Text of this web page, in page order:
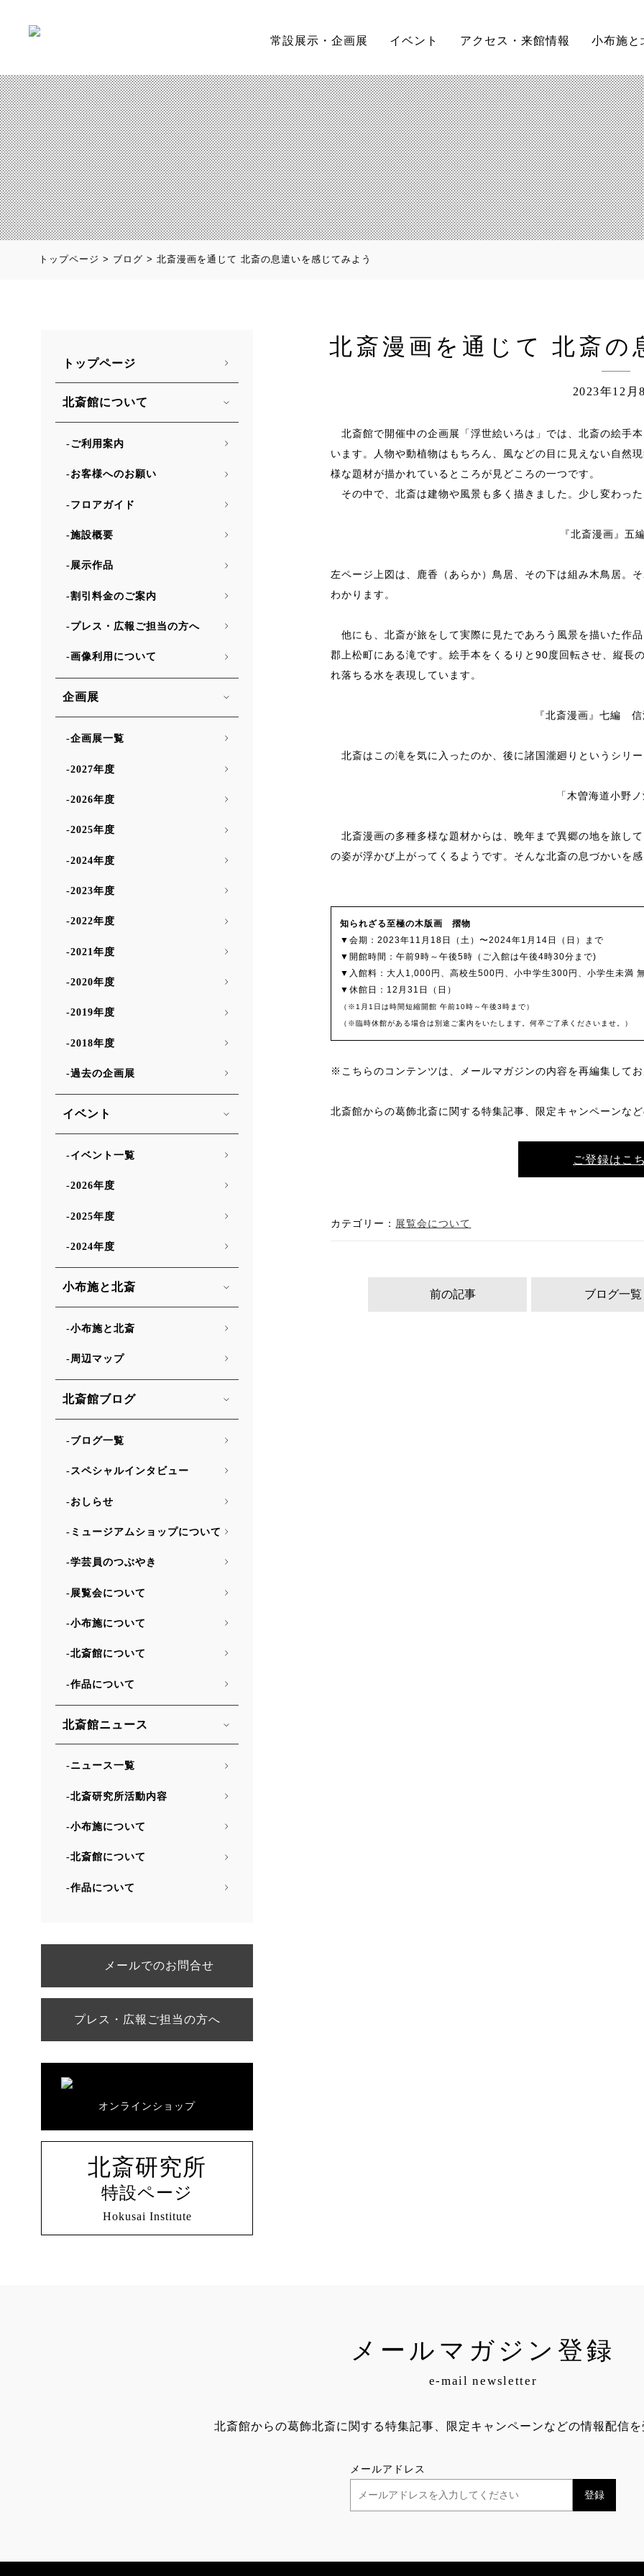
常設展示・企画展 イベント アクセス・来館情報 小布施と
トップページ > ブログ > 北斎漫画を通じて 北斎の息遣いを感じてみよう
北斎漫画を通じて 北斎の
2023年12月
北斎館で開催中の企画展「浮世絵いろは」では、北斎の絵手
います。人物や動植物はもちろん、風などの目に見えない自然
様な題材が描かれているところが見どころの一つです。
その中で、北斎は建物や風景も多く描きました。少し変わっ
『北斎漫画』五
左ページ上図は、鹿香（あらか）鳥居、その下は組み木鳥居。
わかります。
他にも、北斎が旅をして実際に見たであろう風景を描いた作
郡上松町にある滝です。絵手本をくるりと90度回転させ、縦長
れ落ちる水を表現しています。
『北斎漫画』七編
北斎はこの滝を気に入ったのか、後に諸国瀧廻りというシリ
「木曽海道小野
北斎漫画の多種多様な題材からは、晩年まで異郷の地を旅し
の姿が浮かび上がってくるようです。そんな北斎の息づかいを
知られざる至極の木版画 摺物
▼会期：2023年11月18日（土）〜2024年1月14日（日）まで
▼開館時間：午前9時～午後5時（ご入館は午後4時30分まで)
▼入館料：大人1,000円、高校生500円、小中学生300円、小学生未満
▼休館日：12月31日（日）
（※1月1日は時間短縮開館 午前10時～午後3時まで）
（※臨時休館がある場合は別途ご案内をいたします。何卒ご了承くださいませ。）
※こちらのコンテンツは、メールマガジンの内容を再編集して
北斎館からの葛飾北斎に関する特集記事、限定キャンペーンな
ご登録はこ
カテゴリー： 展覧会について
前の記事 ブログ一覧
トップページ
北斎館について
ご利用案内
お客様へのお願い
フロアガイド
施設概要
展示作品
割引料金のご案内
プレス・広報ご担当の方へ
画像利用について
企画展
企画展一覧
2027年度
2026年度
2025年度
2024年度
2023年度
2022年度
2021年度
2020年度
2019年度
2018年度
過去の企画展
イベント
イベント一覧
2026年度
2025年度
2024年度
小布施と北斎
小布施と北斎
周辺マップ
北斎館ブログ
ブログ一覧
スペシャルインタビュー
おしらせ
ミュージアムショップについて
学芸員のつぶやき
展覧会について
小布施について
北斎館について
作品について
北斎館ニュース
ニュース一覧
北斎研究所活動内容
小布施について
北斎館について
作品について
メールでのお問合せ
プレス・広報ご担当の方へ
オンラインショップ
北斎研究所
特設ページ
Hokusai Institute
メールマガジン登録
e-mail newsletter
北斎館からの葛飾北斎に関する特集記事、限定キャンペーンなどの情報配信
メールアドレス